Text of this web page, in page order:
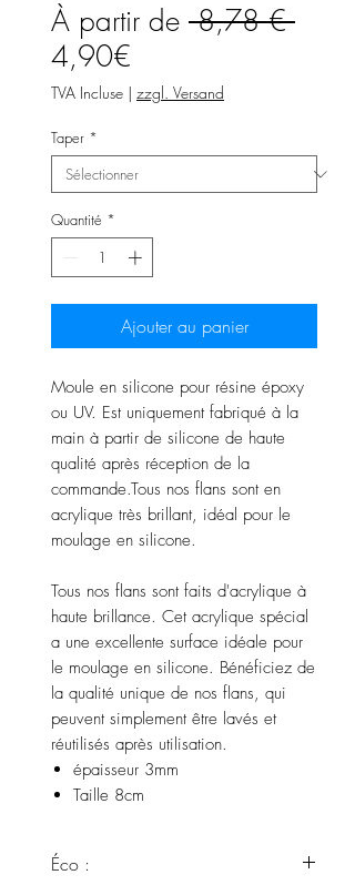
À partir de 8,78 € Prix
4,90€
promotionnel
TVA Incluse | zzgl. Versand
Taper *
Quantité *
Ajouter au panier
Moule en silicone pour résine époxy
ou UV. Est uniquement fabriqué à la
main à partir de silicone de haute
qualité après réception de la
commande.Tous nos flans sont en
acrylique très brillant, idéal pour le
moulage en silicone.
Tous nos flans sont faits d'acrylique à
haute brillance. Cet acrylique spécial
a une excellente surface idéale pour
le moulage en silicone. Bénéficiez de
la qualité unique de nos flans, qui
peuvent simplement être lavés et
réutilisés après utilisation.
épaisseur 3mm
Taille 8cm
Éco :